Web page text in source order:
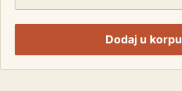
Dodaj u korpu